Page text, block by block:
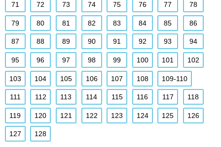
71 72 73 74 75 76 77 78
79 80 81 82 83 84 85 86
87 88 89 90 91 92 93 94
95 96 97 98 99 100 101 102
103 104 105 106 107 108 109-110
111 112 113 114 115 116 117 118
119 120 121 122 123 124 125 126
127 128